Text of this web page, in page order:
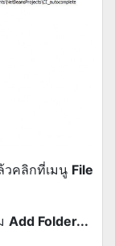
วคลิกที่เมนู File
Add Folder...